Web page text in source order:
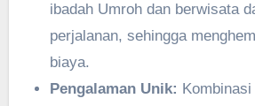
ibadah Umroh dan berwisata
perjalanan, sehingga
biaya.
Pengalaman Unik: